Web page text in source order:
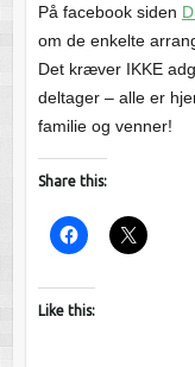
På facebook siden
om de enkelte
Det kræver IKKE
deltager – alle er
familie og venner!
Share this:
Like this: